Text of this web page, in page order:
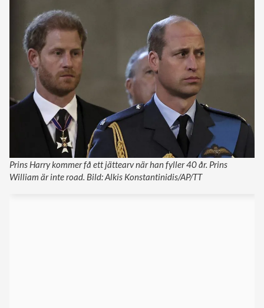
Prins Harry kommer få ett jättearv när han fyller 40 år. Prins
William är inte road. Bild: Alkis Konstantinidis/AP/TT